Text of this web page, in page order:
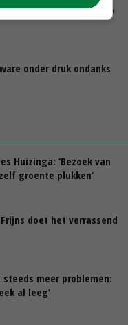
voedselprijzen op
onder druk ondanks
Huizinga: ‘Bezoek van
groente plukken’
doet het verrassend
meer problemen:
al leeg’